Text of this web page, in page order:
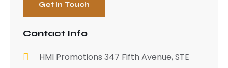
Contact Info
HMI Promotions 347 Fifth Avenue, STE